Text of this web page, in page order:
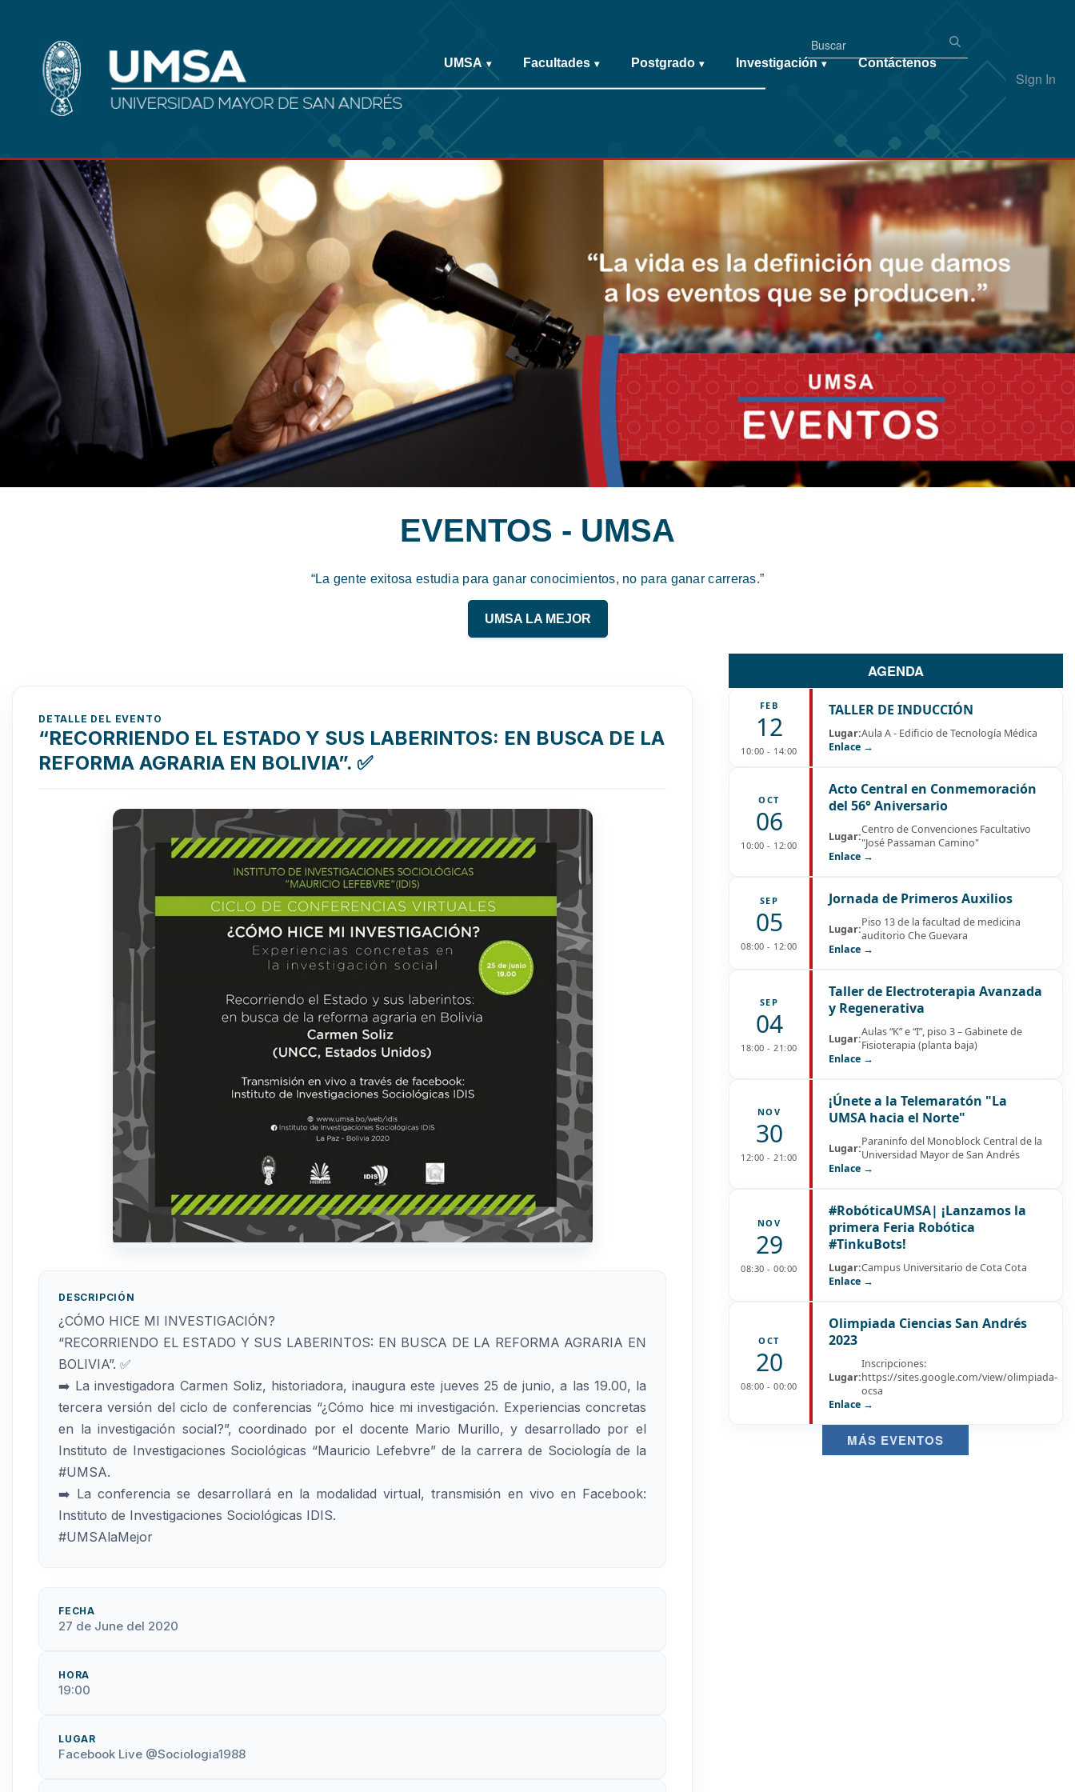
Sign In
UMSA ▾ Facultades ▾ Postgrado ▾ Investigación ▾ Contáctenos
EVENTOS - UMSA
“La gente exitosa estudia para ganar conocimientos, no para ganar carreras.”
UMSA LA MEJOR
DETALLE DEL EVENTO
“RECORRIENDO EL ESTADO Y SUS LABERINTOS: EN BUSCA DE LA
REFORMA AGRARIA EN BOLIVIA”. ✅
DESCRIPCIÓN
¿CÓMO HICE MI INVESTIGACIÓN?
“RECORRIENDO EL ESTADO Y SUS LABERINTOS: EN BUSCA DE LA REFORMA AGRARIA EN
BOLIVIA”. ✅
➡️ La investigadora Carmen Soliz, historiadora, inaugura este jueves 25 de junio, a las 19.00, la
tercera versión del ciclo de conferencias “¿Cómo hice mi investigación. Experiencias concretas
en la investigación social?”, coordinado por el docente Mario Murillo, y desarrollado por el
Instituto de Investigaciones Sociológicas “Mauricio Lefebvre” de la carrera de Sociología de la
#UMSA.
➡️ La conferencia se desarrollará en la modalidad virtual, transmisión en vivo en Facebook:
Instituto de Investigaciones Sociológicas IDIS.
#UMSAlaMejor
FECHA
27 de June del 2020
HORA
19:00
LUGAR
Facebook Live @Sociologia1988
AGENDA
FEB
12
10:00 - 14:00
TALLER DE INDUCCIÓN
Lugar:Aula A - Edificio de Tecnología Médica
Enlace →
OCT
06
10:00 - 12:00
Acto Central en Conmemoración
del 56° Aniversario
Lugar:Centro de Convenciones Facultativo
"José Passaman Camino"
Enlace →
SEP
05
08:00 - 12:00
Jornada de Primeros Auxilios
Lugar:Piso 13 de la facultad de medicina
auditorio Che Guevara
Enlace →
SEP
04
18:00 - 21:00
Taller de Electroterapia Avanzada
y Regenerativa
Lugar:Aulas “K” e “I”, piso 3 – Gabinete de
Fisioterapia (planta baja)
Enlace →
NOV
30
12:00 - 21:00
¡Únete a la Telemaratón "La
UMSA hacia el Norte"
Lugar:Paraninfo del Monoblock Central de la
Universidad Mayor de San Andrés
Enlace →
NOV
29
08:30 - 00:00
#RobóticaUMSA| ¡Lanzamos la
primera Feria Robótica
#TinkuBots!
Lugar:Campus Universitario de Cota Cota
Enlace →
OCT
20
08:00 - 00:00
Olimpiada Ciencias San Andrés
2023
Lugar:
Inscripciones:
https://sites.google.com/view/olimpiada-
ocsa
Enlace →
MÁS EVENTOS